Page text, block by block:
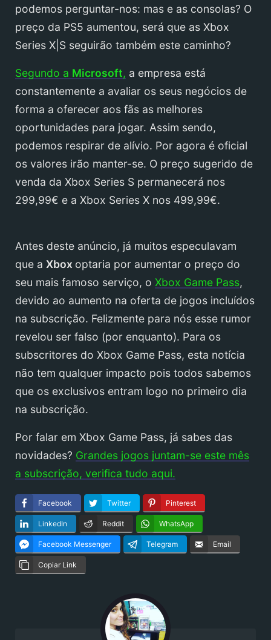
podemos perguntar-nos: mas e as consolas? O
preço da PS5 aumentou, será que as Xbox
Series X|S seguirão também este caminho?
Segundo a Microsoft, a empresa está
constantemente a avaliar os seus negócios de
forma a oferecer aos fãs as melhores
oportunidades para jogar. Assim sendo,
podemos respirar de alívio. Por agora é oficial
os valores irão manter-se. O preço sugerido de
venda da Xbox Series S permanecerá nos
299,99€ e a Xbox Series X nos 499,99€.
Antes deste anúncio, já muitos especulavam
que a Xbox optaria por aumentar o preço do
seu mais famoso serviço, o Xbox Game Pass,
devido ao aumento na oferta de jogos incluídos
na subscrição. Felizmente para nós esse rumor
revelou ser falso (por enquanto). Para os
subscritores do Xbox Game Pass, esta notícia
não tem qualquer impacto pois todos sabemos
que os exclusivos entram logo no primeiro dia
na subscrição.
Por falar em Xbox Game Pass, já sabes das
novidades? Grandes jogos juntam-se este mês
a subscrição, verifica tudo aqui.
Facebook Twitter Pinterest
LinkedIn Reddit WhatsApp
Facebook Messenger Telegram Email
Copiar Link